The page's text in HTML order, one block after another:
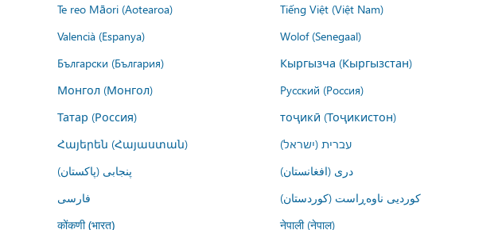
Te reo Māori (Aotearoa)
Tiếng Việt (Việt Nam)
Valencià (Espanya)
Wolof (Senegaal)
Български (България)
Кыргызча (Кыргызстан)
Монгол (Монгол)
Русский (Россия)
Татар (Россия)
тоҷикӣ (Тоҷикистон)
Հայերեն (Հայաստան)
עברית (ישראל)
پنجابی (پاکستان)
درى (افغانستان)
فارسى
کوردیی ناوەڕاست (کوردستان)
कोंकणी (भारत) नेपाली (नेपाल)